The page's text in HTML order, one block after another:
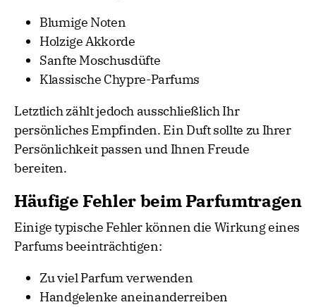
Blumige Noten
Holzige Akkorde
Sanfte Moschusdüfte
Klassische Chypre-Parfums
Letztlich zählt jedoch ausschließlich Ihr
persönliches Empfinden. Ein Duft sollte zu Ihrer
Persönlichkeit passen und Ihnen Freude
bereiten.
Häufige Fehler beim Parfumtragen
Einige typische Fehler können die Wirkung eines
Parfums beeinträchtigen:
Zu viel Parfum verwenden
Handgelenke aneinanderreiben